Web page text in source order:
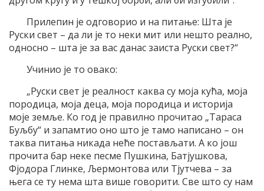
Прилепин је одговорио и на питање: Шта је
Руски свет – да ли је то неки мит или нешто реално,
односно – шта је за вас данас заиста Руски свет?“
Учинио је то овако:
„Руски свет је реалност каква су моја кућа, моја
породица, моја деца, моја породица и историја
моје земље. Ко год је правилно прочитао „Тараса
Буљбу“ и запамтио оно што је тамо написано – он
таква питања никада неће постављати. А ко још
прочита бар неке песме Пушкина, Батјушкова,
Фјодора Глинке, Љермонтова или Тјутчева – за
њега се ту нема шта више говорити. Све што су нам